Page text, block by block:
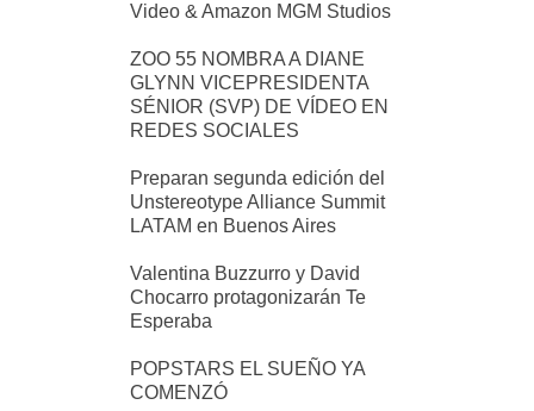
Video & Amazon MGM Studios
ZOO 55 NOMBRA A DIANE
GLYNN VICEPRESIDENTA
SÉNIOR (SVP) DE VÍDEO EN
REDES SOCIALES
Preparan segunda edición del
Unstereotype Alliance Summit
LATAM en Buenos Aires
Valentina Buzzurro y David
Chocarro protagonizarán Te
Esperaba
POPSTARS EL SUEÑO YA
COMENZÓ